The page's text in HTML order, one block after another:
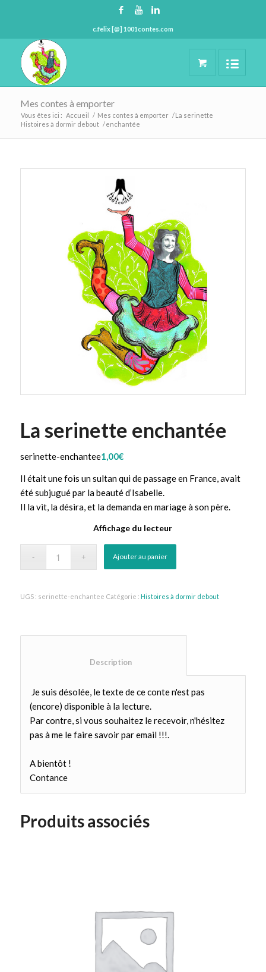
c.felix [@] 1001contes.com
Mes contes à emporter
Vous êtes ici : Accueil / Mes contes à emporter /
Histoires à dormir debout /
La serinette
enchantée
La serinette enchantée
serinette-enchantee1,00€
Il était une fois un sultan qui de passage en France, avait
été subjugué par la beauté d’Isabelle.
Il la vit, la désira, et la demanda en mariage à son père.
Affichage du lecteur
Ajouter au panier
UGS : serinette-enchantee Catégorie : Histoires à dormir debout
						Description
Je suis désolée, le texte de ce conte n'est pas
(encore) disponible à la lecture.
Par contre, si vous souhaitez le recevoir, n'hésitez
pas à me le faire savoir par email !!!.
A bientôt !
Contance
Produits associés